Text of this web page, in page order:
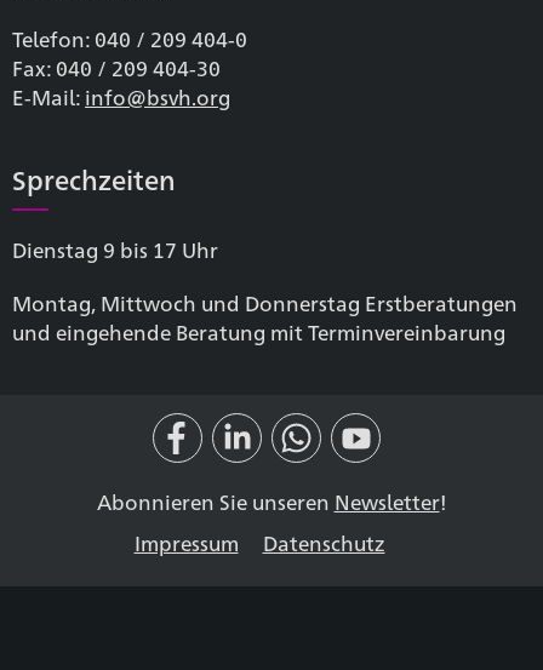
Telefon: 040 / 209 404-0
Fax: 040 / 209 404-30
E-Mail: info@bsvh.org
Sprechzeiten
Dienstag 9 bis 17 Uhr
Montag, Mittwoch und Donnerstag Erstberatungen
und eingehende Beratung mit Terminvereinbarung
Abonnieren Sie unseren Newsletter!
Impressum
Datenschutz